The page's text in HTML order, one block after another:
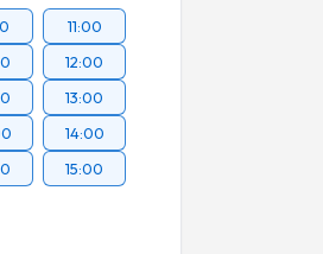
11:00
12:00
13:00
14:00
15:00